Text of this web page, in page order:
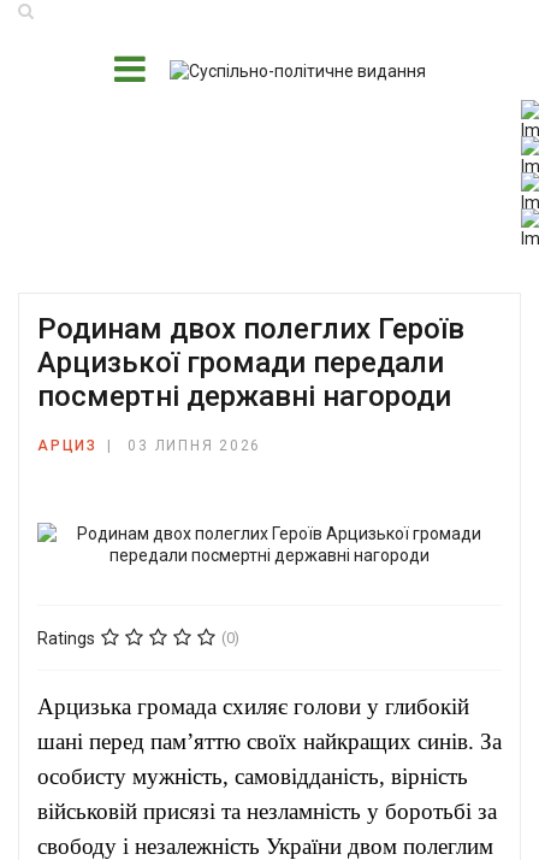
Родинам двох полеглих Героїв
Арцизької громади передали
посмертні державні нагороди
АРЦИЗ 03 ЛИПНЯ 2026
Ratings (0)
Арцизька громада схиляє голови у глибокій
шані перед пам’яттю своїх найкращих синів. За
особисту мужність, самовідданість, вірність
військовій присязі та незламність у боротьбі за
свободу і незалежність України двом полеглим